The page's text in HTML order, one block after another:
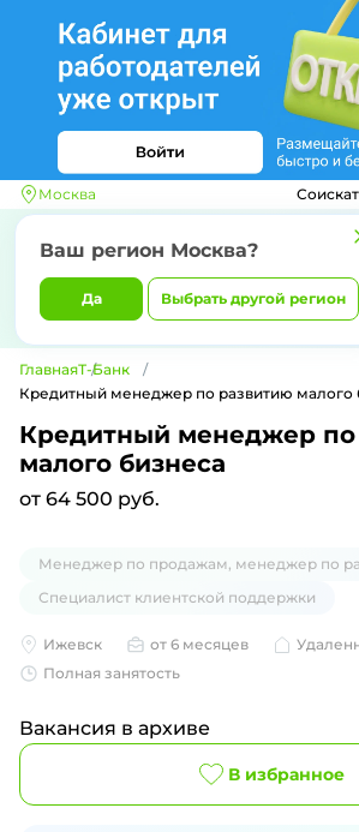
Москва
Ваш регион Москва?
Да Выбрать другой регион
ГлавнаяТ-Банк
Кредитный менеджер по развитию малого
Кредитный менеджер по
малого бизнеса
от 64 500 руб.
Менеджер по продажам, менеджер по
Специалист клиентской поддержки
Ижевск от 6 месяцев
Полная занятость
Вакансия в архиве
В избранное